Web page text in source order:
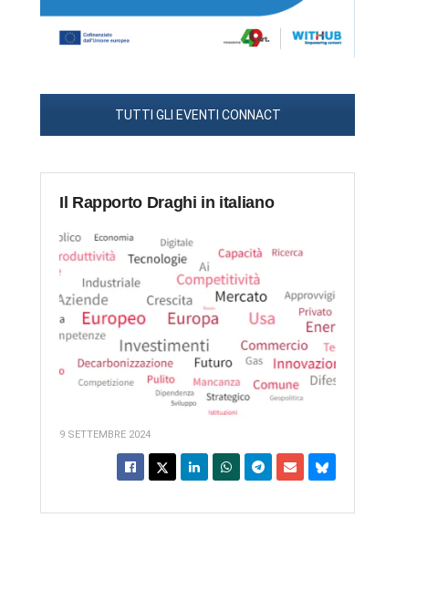
TUTTI GLI EVENTI CONNACT
Il Rapporto Draghi in italiano
9 SETTEMBRE 2024